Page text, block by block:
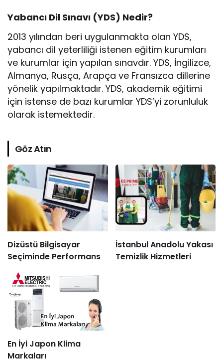
Yabancı Dil Sınavı (YDS) Nedir?
2013 yılından beri uygulanmakta olan YDS,
yabancı dil yeterliliği istenen eğitim kurumları
ve kurumlar için yapılan sınavdır. YDS, İngilizce,
Almanya, Rusça, Arapça ve Fransızca dillerine
yönelik yapılmaktadır. YDS, akademik eğitimi
için istense de bazı kurumlar YDS’yi zorunluluk
olarak istemektedir.
Göz Atın
Dizüstü Bilgisayar
Seçiminde Performans
İstanbul Anadolu Yakası
Temizlik Hizmetleri
En İyi Japon Klima
Markaları